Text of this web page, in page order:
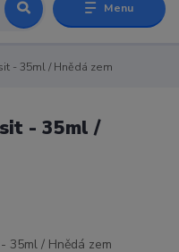
Menu
- 35ml / Hnědá zem
- 35ml /